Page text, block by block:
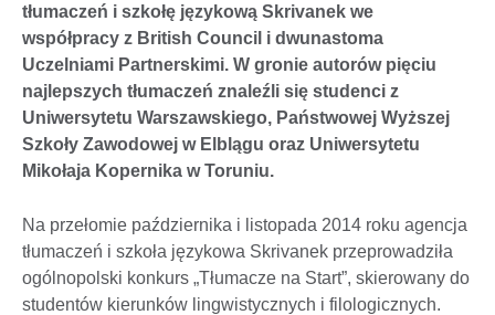
tłumaczeń i szkołę językową Skrivanek we
współpracy z British Council i dwunastoma
Uczelniami Partnerskimi. W gronie autorów pięciu
najlepszych tłumaczeń znaleźli się studenci z
Uniwersytetu Warszawskiego, Państwowej Wyższej
Szkoły Zawodowej w Elblągu oraz Uniwersytetu
Mikołaja Kopernika w Toruniu.
Na przełomie października i listopada 2014 roku agencja
tłumaczeń i szkoła językowa Skrivanek przeprowadziła
ogólnopolski konkurs „Tłumacze na Start”, skierowany do
studentów kierunków lingwistycznych i filologicznych.